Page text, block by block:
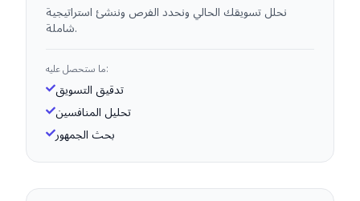
نحلل تسويقك الحالي ونحدد الفرص وننشئ استراتيجية
شاملة.
ما ستحصل عليه:
تدقيق التسويق
تحليل المنافسين
بحث الجمهور